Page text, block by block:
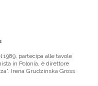
partecipa alle tavole
in Polonia, è direttore
Irena Grudzinska Gross